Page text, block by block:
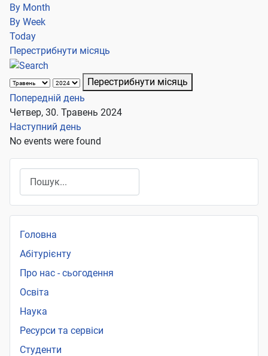
By Month
By Week
Today
Перестрибнути місяць
Перестрибнути місяць
Попередній день
Четвер, 30. Травень 2024
Наступний день
No events were found
Головна
Абітурієнту
Про нас - сьогодення
Освіта
Наука
Ресурси та сервіси
Студенти